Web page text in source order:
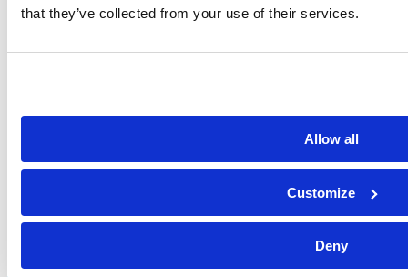
that they’ve collected from your use of their services.
Allow all
Customize
Deny